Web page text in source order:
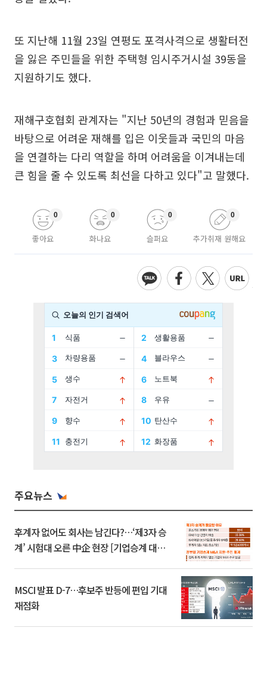
또 지난해 11월 23일 연평도 포격사격으로 생활터전
을 잃은 주민들을 위한 주택형 임시주거시설 39동을
지원하기도 했다.
재해구호협회 관계자는 "지난 50년의 경험과 믿음을
바탕으로 어려운 재해를 입은 이웃들과 국민의 마음
을 연결하는 다리 역할을 하며 어려움을 이겨내는데
큰 힘을 줄 수 있도록 최선을 다하고 있다"고 말했다.
좋아요
0
화나요
0
슬퍼요
0
추가취재 원해요
0
주요뉴스
후계자 없어도 회사는 남긴다?…‘제3자 승
계’ 시험대 오른 中企 현장 [기업승계 대전
MSCI 발표 D-7…후보주 반등에 편입 기대
재점화